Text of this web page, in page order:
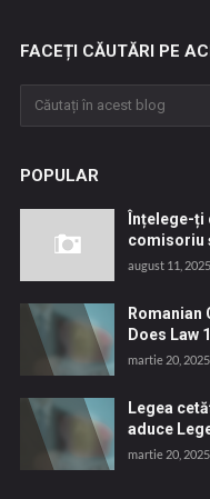
FACEȚI CĂUTĂRI PE
POPULAR
Înțelege-
comisoriu
august 11, 2025
Romanian
Does Law
martie 20, 2025
Legea
aduce
martie 20, 2025